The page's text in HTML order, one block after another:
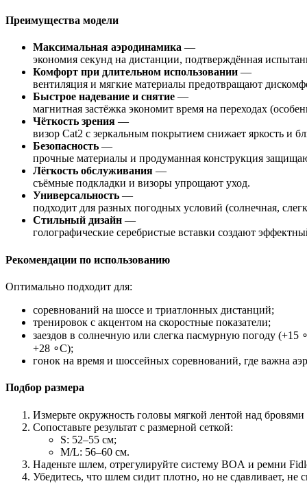
Преимущества модели
Максимальная аэродинамика —
экономия секунд на дистанции, подтверждённая
Комфорт при длительном использовании —
вентиляция и мягкие материалы предотвращают
Быстрое надевание и снятие —
магнитная застёжка экономит время на переходах
Чёткость зрения —
визор Cat2 с зеркальным покрытием снижает яркость и
Безопасность —
прочные материалы и продуманная конструкция
Лёгкость обслуживания —
съёмные подкладки и визоры упрощают уход.
Универсальность —
подходит для разных погодных условий (солнечная,
Стильный дизайн —
голографические серебристые вставки создают
Рекомендации по использованию
Оптимально подходит для:
соревнований на шоссе и триатлонных дистанций;
тренировок с акцентом на скоростные показатели;
заездов в солнечную или слегка пасмурную погоду (+15
+28 ∘C);
гонок на время и шоссейных соревнований, где важна
Подбор размера
Измерьте окружность головы мягкой лентой над бровями
Сопоставьте результат с размерной сеткой:
S: 52–55 см;
M/L: 56–60 см.
Наденьте шлем, отрегулируйте систему BOA и ремни
Убедитесь, что шлем сидит плотно, но не сдавливает, не